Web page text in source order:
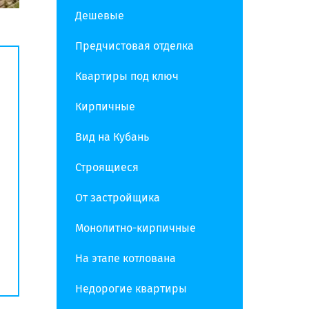
Дешевые
Предчистовая отделка
Квартиры под ключ
Кирпичные
Вид на Кубань
Строящиеся
От застройщика
Монолитно-кирпичные
На этапе котлована
Недорогие квартиры